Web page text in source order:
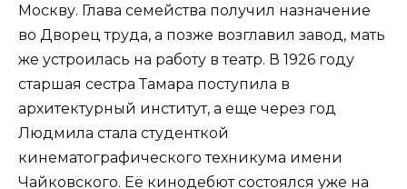
Москву. Глава семейства получил назначение
во Дворец труда, а позже возглавил завод, мать
же устроилась на работу в театр. В 1926 году
старшая сестра Тамара поступила в
архитектурный институт, а еще через год
Людмила стала студенткой
кинематографического техникума имени
Чайковского. Её кинодебют состоялся уже на